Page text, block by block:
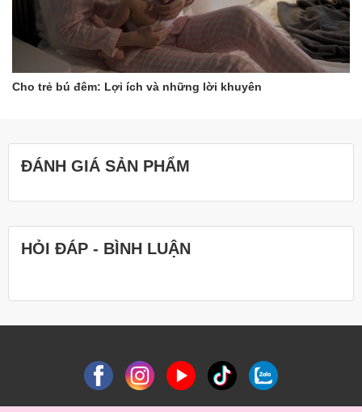
Cho trẻ bú đêm: Lợi ích và những lời khuyên
ĐÁNH GIÁ SẢN PHẨM
HỎI ĐÁP - BÌNH LUẬN